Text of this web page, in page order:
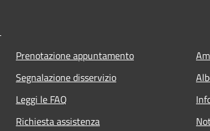
Prenotazione appuntamento
Segnalazione disservizio
Leggi le FAQ
Richiesta assistenza